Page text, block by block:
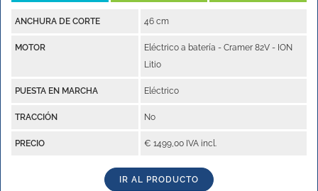
ANCHURA DE CORTE 46 cm
MOTOR
Eléctrico a batería - Cramer 82V - ION
Litio
PUESTA EN MARCHA Eléctrico
TRACCIÓN No
PRECIO € 1499,00 IVA incl.
IR AL PRODUCTO